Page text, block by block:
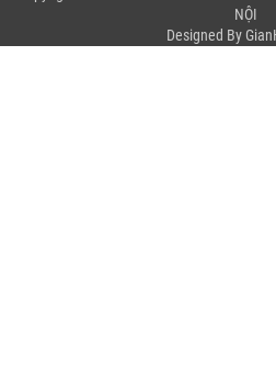
NỘI
Designed By